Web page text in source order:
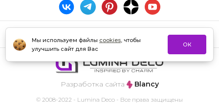
Мы используем файлы cookies, чтобы
улучшить сайт для Вас
ОК
© 2008-2022 - Lumina Deco - Все права защищены
Разработка сайта Blancy